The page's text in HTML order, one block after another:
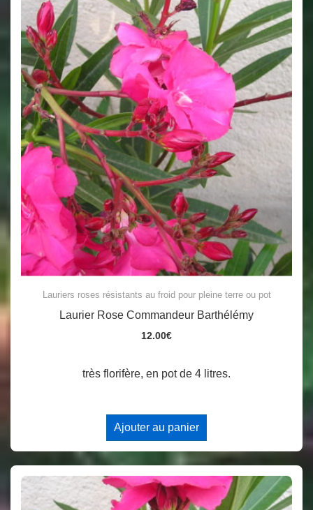
Lauriers roses résistants au froid pour pleine terre ou pot
Laurier Rose Commandeur Barthélémy
12.00€
très florifère, en pot de 4 litres.
Ajouter au panier